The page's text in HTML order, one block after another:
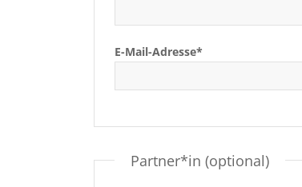
E-Mail-Adresse*
Partner*in (optional)